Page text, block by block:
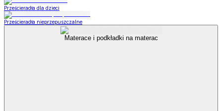
Prześcieradła dla dzieci
Prześcieradła nieprzepuszczalne
Materace i podkładki na materac